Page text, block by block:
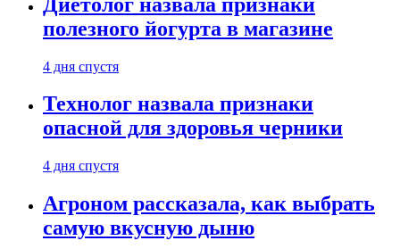
полезного йогурта в магазине
4 дня спустя
Технолог назвала признаки
опасной для здоровья черники
4 дня спустя
Агроном рассказала, как выбрать
самую вкусную дыню